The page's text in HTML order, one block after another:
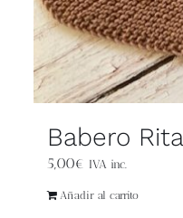
Babero Rita
5,00€ IVA inc.
Añadir al carrito